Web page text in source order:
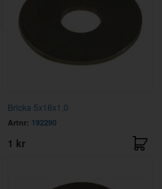
Bricka 5x16x1,0
Artnr: 192290
1 kr